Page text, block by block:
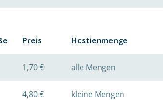
Preis Hostienmenge
1,70 € alle Mengen
4,80 €
kleine Mengen